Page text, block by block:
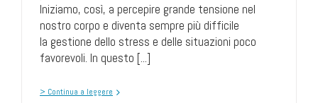
Iniziamo, così, a percepire grande tensione nel
nostro corpo e diventa sempre più difficile
la gestione dello stress e delle situazioni poco
favorevoli. In questo [...]
> Continua a leggere